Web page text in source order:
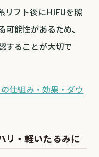
リフト後にHIFUを照
能性があるため、
することが大切で
仕組み・効果・ダウ
リ・軽いたるみに